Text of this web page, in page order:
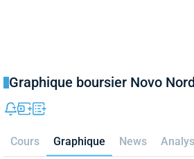
Graphique boursier Novo
Cours Graphique News